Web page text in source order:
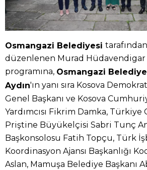
Osmangazi Belediyesi
düzenlenen Murad Hüdavendigar
programına, Osmangazi Belediye
Aydın'ın yanı sıra Kosova
Genel Başkanı ve Kosova
Yardımcısı Fikrim Damka,
Priştine Büyükelçisi Sabri Tunç
Başkonsolosu Fatih Topçu, Türk
Koordinasyon Ajansı Başkanlığı
Aslan, Mamuşa Belediye Başkanı